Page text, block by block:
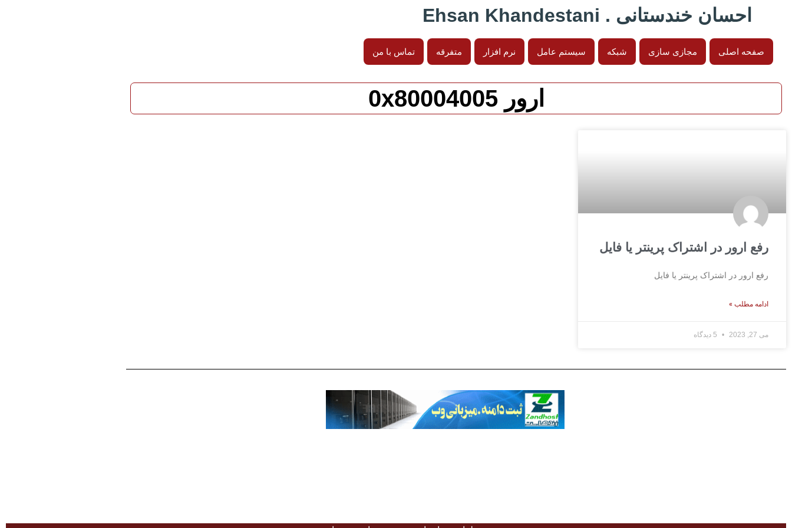
احسان خندستانی . Ehsan Khandestani
صفحه اصلی مجازی سازی شبکه سیستم عامل نرم افزار متفرقه تماس با من
ارور 0x80004005
رفع ارور در اشتراک پرینتر یا فایل
رفع ارور در اشتراک پرینتر یا فایل
ادامه مطلب »
می 27, 2023